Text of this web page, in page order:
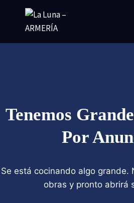
contenido
Tenemos
Por
Se está cocinando algo grande.
obras y pronto abrirá